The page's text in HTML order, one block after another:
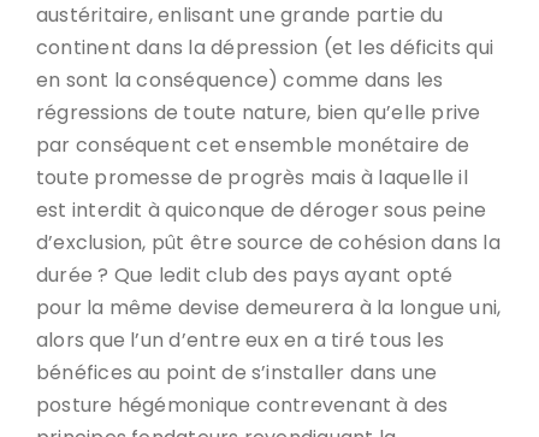
austéritaire, enlisant une grande partie du
continent dans la dépression (et les déficits qui
en sont la conséquence) comme dans les
régressions de toute nature, bien qu’elle prive
par conséquent cet ensemble monétaire de
toute promesse de progrès mais à laquelle il
est interdit à quiconque de déroger sous peine
d’exclusion, pût être source de cohésion dans la
durée ? Que ledit club des pays ayant opté
pour la même devise demeurera à la longue uni,
alors que l’un d’entre eux en a tiré tous les
bénéfices au point de s’installer dans une
posture hégémonique contrevenant à des